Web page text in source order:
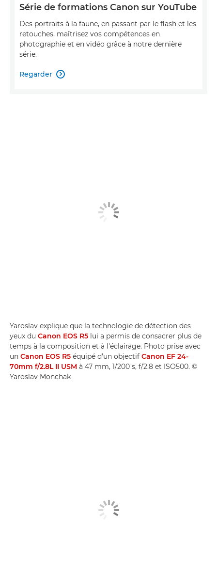
Série de formations Canon sur YouTube
Des portraits à la faune, en passant par le flash et les
retouches, maîtrisez vos compétences en
photographie et en vidéo grâce à notre dernière
série.
Regarder 
Yaroslav explique que la technologie de détection des
yeux du Canon EOS R5 lui a permis de consacrer plus de
temps à la composition et à l'éclairage. Photo prise avec
un Canon EOS R5 équipé d'un objectif Canon EF 24-
70mm f/2.8L II USM à 47 mm, 1/200 s, f/2.8 et ISO500. ©
Yaroslav Monchak